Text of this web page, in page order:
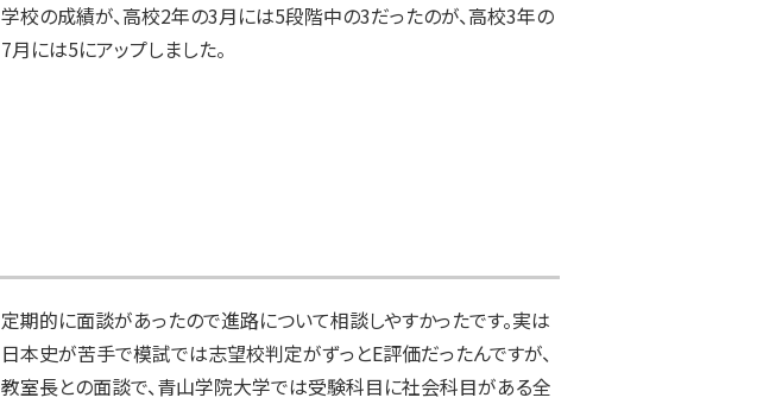
学校の成績が、高校2年の3月には5段階中の3だったのが、高校3年の
7月には5にアップしました。
定期的に面談があったので進路について相談しやすかったです。実は
日本史が苦手で模試では志望校判定がずっとE評価だったんですが、
教室長との面談で、青山学院大学では受験科目に社会科目がある全